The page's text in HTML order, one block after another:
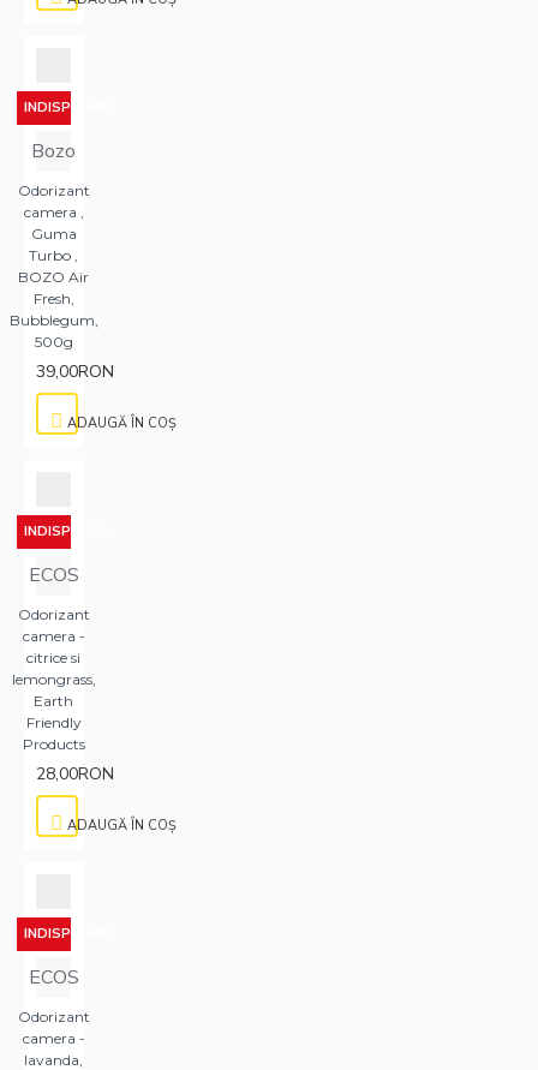
INDISPONIBIL
Bozo
Odorizant
camera ,
Guma
Turbo ,
BOZO Air
Fresh,
Bubblegum,
500g
39,00RON
ADAUGĂ ÎN COŞ
INDISPONIBIL
ECOS
Odorizant
camera -
citrice si
lemongrass,
Earth
Friendly
Products
28,00RON
ADAUGĂ ÎN COŞ
INDISPONIBIL
ECOS
Odorizant
camera -
lavanda,